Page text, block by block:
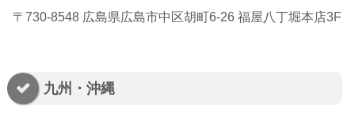
〒730-8548 広島県広島市中区胡町6-26 福屋八丁堀本店3F
九州・沖縄